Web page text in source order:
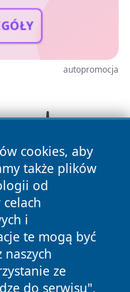
autopromocja
cookies, aby
także plików
od
i
te mogą być
ze
do serwisu",
prawa